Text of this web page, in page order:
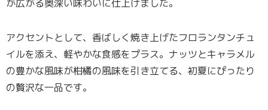
が広がる奥深い味わいに仕上げました。
アクセントとして、香ばしく焼き上げたフロランタンチュ
イルを添え、軽やかな食感をプラス。ナッツとキャラメル
の豊かな風味が柑橘の風味を引き立てる、初夏にぴったり
の贅沢な一品です。